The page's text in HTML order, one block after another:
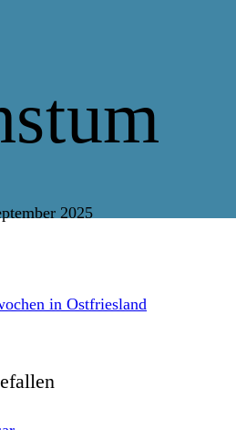
2025
in Ostfriesland